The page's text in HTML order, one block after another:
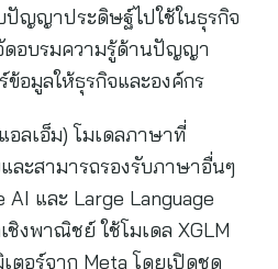
ญญาประดิษฐ์ไปใช้ในธุรกิจ
ดอบรมความรู้ด้านปัญญา
อมูลให้ธุรกิจและองค์กร
อลเอ็ม) โมเดลภาษาที่
ะสามารถรองรับภาษาอื่นๆ
และ Large Language
งพาณิชย์ ใช้โมเดล XGLM
อร์จาก Meta โดยเปิดชุด